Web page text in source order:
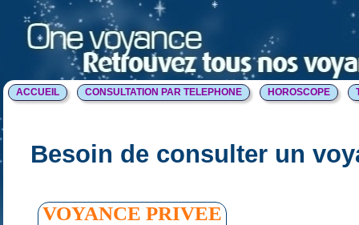
ACCUEIL CONSULTATION PAR TELEPHONE HOROSCOPE
Besoin de consulter un
VOYANCE PRIVEE